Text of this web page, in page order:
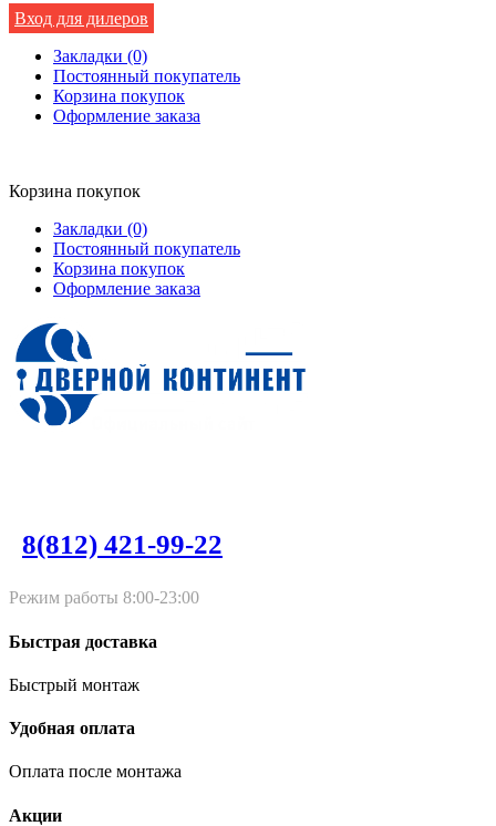
Вход для дилеров
Закладки (0)
Постоянный покупатель
Корзина покупок
Оформление заказа
Корзина покупок
Закладки (0)
Постоянный покупатель
Корзина покупок
Оформление заказа
8(812) 421-99-22
Режим работы 8:00-23:00
Быстрая доставка
Быстрый монтаж
Удобная оплата
Оплата после монтажа
Акции